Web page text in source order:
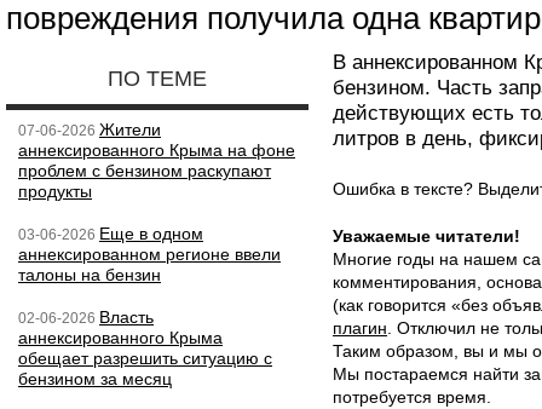
повреждения получила одна
ПО ТЕМЕ
07-06-2026 Жители
аннексированного Крыма на фоне
проблем с бензином раскупают
продукты
03-06-2026 Еще в одном
аннексированном регионе ввели
талоны на бензин
02-06-2026 Власть
аннексированного Крыма
обещает разрешить ситуацию с
бензином за месяц
В аннексированном
бензином. Часть
действующих есть
литров в день,
Ошибка в тексте?
Уважаемые читатели!
Многие годы на нашем
комментирования,
(как говорится «без
плагин . Отключил не
Таким образом, вы и мы
Мы постараемся найти
потребуется время.